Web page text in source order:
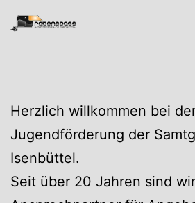
Zum
Inhalt
Herzlich willkommen bei
Jugendförderung der
Isenbüttel.
Seit über 20 Jahren sind